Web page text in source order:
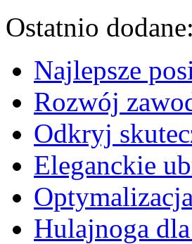
Ostatnio dodane:
Najlepsze
Rozwój
Odkryj
Eleganckie
Hulajnoga